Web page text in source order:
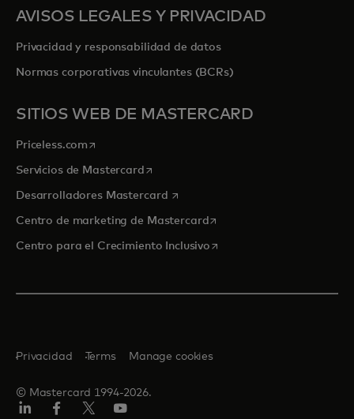
AVISOS LEGALES Y PRIVACIDAD
Privacidad y responsabilidad de datos
Normas corporativas vinculantes (BCRs)
SITIOS WEB DE MASTERCARD
Priceless.com se abre en una pestaña nueva
Servicios de Mastercardse abre en una pestaña nueva
Desarrolladores Mastercard se abre en una pestaña nueva
Centro de marketing de Mastercardse abre en una pestaña
Centro para el Crecimiento Inclusivose abre en una pestaña
© Mastercard 1994-2026.
Privacidad Terms Manage cookies